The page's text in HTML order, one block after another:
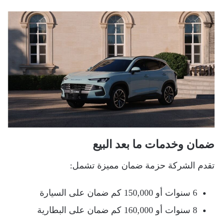
ضمان وخدمات ما بعد البيع
تقدم الشركة حزمة ضمان مميزة تشمل:
6 سنوات أو 150,000 كم ضمان على السيارة
8 سنوات أو 160,000 كم ضمان على البطارية